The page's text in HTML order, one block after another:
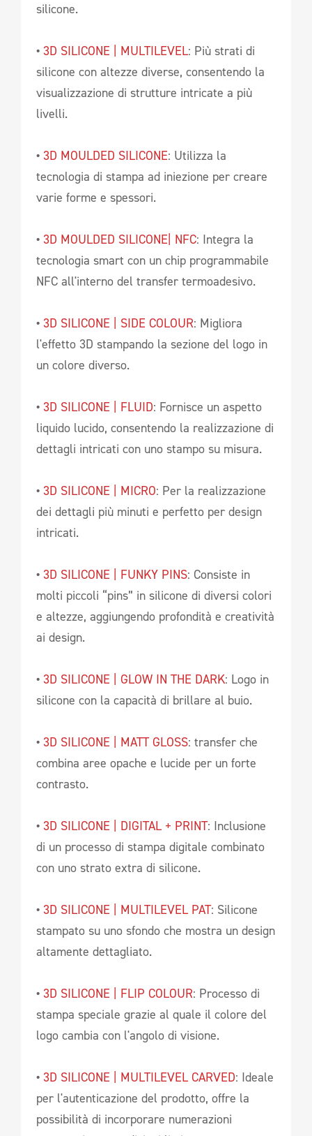
silicone.
• 3D SILICONE | MULTILEVEL: Più strati di
silicone con altezze diverse, consentendo la
visualizzazione di strutture intricate a più
livelli.
• 3D MOULDED SILICONE: Utilizza la
tecnologia di stampa ad iniezione per creare
varie forme e spessori.
• 3D MOULDED SILICONE| NFC: Integra la
tecnologia smart con un chip programmabile
NFC all'interno del transfer termoadesivo.
• 3D SILICONE | SIDE COLOUR: Migliora
l'effetto 3D stampando la sezione del logo in
un colore diverso.
• 3D SILICONE | FLUID: Fornisce un aspetto
liquido lucido, consentendo la realizzazione di
dettagli intricati con uno stampo su misura.
• 3D SILICONE | MICRO: Per la realizzazione
dei dettagli più minuti e perfetto per design
intricati.
• 3D SILICONE | FUNKY PINS: Consiste in
molti piccoli “pins” in silicone di diversi colori
e altezze, aggiungendo profondità e creatività
ai design.
• 3D SILICONE | GLOW IN THE DARK: Logo in
silicone con la capacità di brillare al buio.
• 3D SILICONE | MATT GLOSS: transfer che
combina aree opache e lucide per un forte
contrasto.
• 3D SILICONE | DIGITAL + PRINT: Inclusione
di un processo di stampa digitale combinato
con uno strato extra di silicone.
• 3D SILICONE | MULTILEVEL PAT: Silicone
stampato su uno sfondo che mostra un design
altamente dettagliato.
• 3D SILICONE | FLIP COLOUR: Processo di
stampa speciale grazie al quale il colore del
logo cambia con l'angolo di visione.
• 3D SILICONE | MULTILEVEL CARVED: Ideale
per l'autenticazione del prodotto, offre la
possibilità di incorporare numerazioni